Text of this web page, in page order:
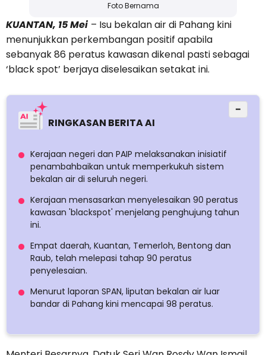
Foto Bernama
KUANTAN, 15 Mei – Isu bekalan air di Pahang kini
menunjukkan perkembangan positif apabila
sebanyak 86 peratus kawasan dikenal pasti sebagai
‘black spot’ berjaya diselesaikan setakat ini.
RINGKASAN BERITA AI
−
Kerajaan negeri dan PAIP melaksanakan inisiatif
penambahbaikan untuk memperkukuh sistem
bekalan air di seluruh negeri.
Kerajaan mensasarkan menyelesaikan 90 peratus
kawasan 'blackspot' menjelang penghujung tahun
ini.
Empat daerah, Kuantan, Temerloh, Bentong dan
Raub, telah melepasi tahap 90 peratus
penyelesaian.
Menurut laporan SPAN, liputan bekalan air luar
bandar di Pahang kini mencapai 98 peratus.